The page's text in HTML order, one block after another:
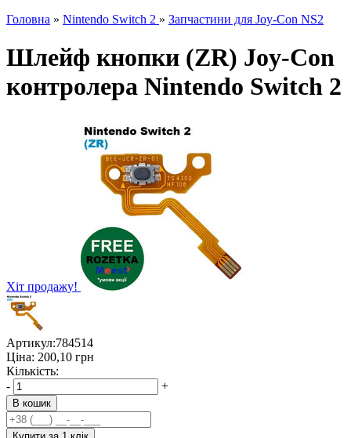
Головна » Nintendo Switch 2 » Запчастини для Joy-Con NS2
Шлейф кнопки (ZR) Joy-Con
контролера Nintendo Switch 2
Хіт продажу!
Артикул:784514
Ціна: 200,10 грн
Кількість:
-
+
В кошик